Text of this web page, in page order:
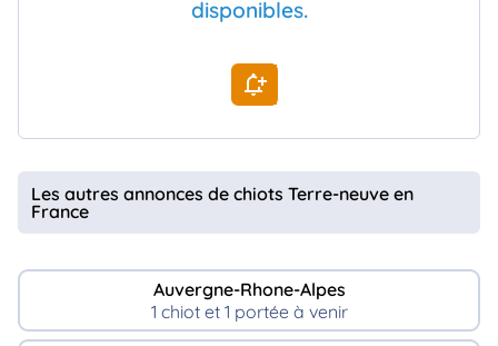
disponibles.
Les autres annonces de chiots Terre-neuve en
France
Auvergne-Rhone-Alpes
1 chiot et 1 portée à venir